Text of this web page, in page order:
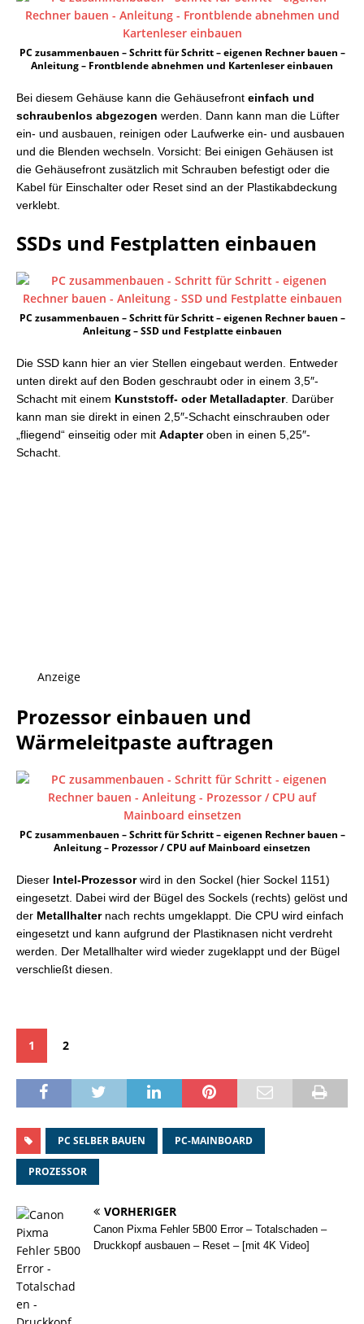
PC zusammenbauen – Schritt für Schritt – eigenen Rechner bauen –
Anleitung – Frontblende abnehmen und Kartenleser einbauen
Bei diesem Gehäuse kann die Gehäusefront einfach und
schraubenlos abgezogen werden. Dann kann man die Lüfter
ein- und ausbauen, reinigen oder Laufwerke ein- und ausbauen
und die Blenden wechseln. Vorsicht: Bei einigen Gehäusen ist
die Gehäusefront zusätzlich mit Schrauben befestigt oder die
Kabel für Einschalter oder Reset sind an der Plastikabdeckung
verklebt.
SSDs und Festplatten einbauen
PC zusammenbauen – Schritt für Schritt – eigenen Rechner bauen –
Anleitung – SSD und Festplatte einbauen
Die SSD kann hier an vier Stellen eingebaut werden. Entweder
unten direkt auf den Boden geschraubt oder in einem 3,5″-
Schacht mit einem Kunststoff- oder Metalladapter. Darüber
kann man sie direkt in einen 2,5″-Schacht einschrauben oder
„fliegend“ einseitig oder mit Adapteroben in einen 5,25″-
Schacht.
Anzeige
Prozessor einbauen und
Wärmeleitpaste auftragen
PC zusammenbauen – Schritt für Schritt – eigenen Rechner bauen –
Anleitung – Prozessor / CPU auf Mainboard einsetzen
Dieser Intel-Prozessorwird in den Sockel (hier Sockel 1151)
eingesetzt. Dabei wird der Bügel des Sockels (rechts) gelöst und
der Metallhalternach rechts umgeklappt. Die CPU wird einfach
eingesetzt und kann aufgrund der Plastiknasen nicht verdreht
werden. Der Metallhalter wird wieder zugeklappt und der Bügel
verschließt diesen.
1 2
PC SELBER BAUEN PC-MAINBOARD
PROZESSOR
VORHERIGER
Canon Pixma Fehler 5B00 Error – Totalschaden –
Druckkopf ausbauen – Reset – [mit 4K Video]